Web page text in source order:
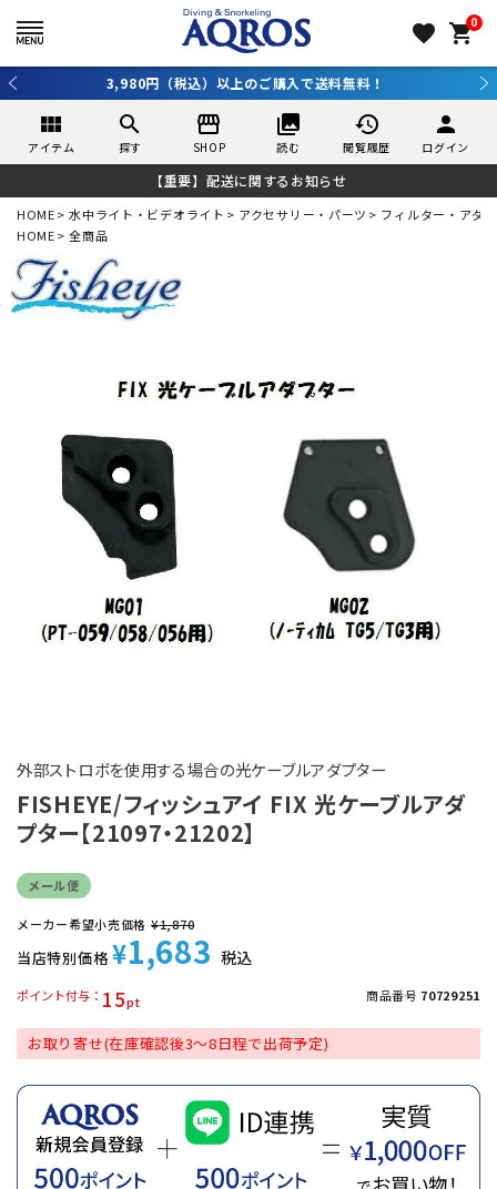
favorite 0
shopping_cart
3,980円（税込）以上のご購入で送料無料！
view_module
アイテム
search
探す
storefront
SHOP
collections
読む
history
閲覧履歴
person
ログイン
【重要】配送に関するお知らせ
HOME 水中ライト・ビデオライト アクセサリー・パーツ
フィルター・アダ
HOME
全商品
外部ストロボを使用する場合の光ケーブルアダプター
FISHEYE/フィッシュアイ FIX 光ケーブルアダ
プター【21097・21202】
メール便
メーカー希望小売価格 ¥1,870
当店特別価格 ¥1,683 税込
15
ポイント付与 商品番号 70729251
お取り寄せ(在庫確認後3～8日程で出荷予定)